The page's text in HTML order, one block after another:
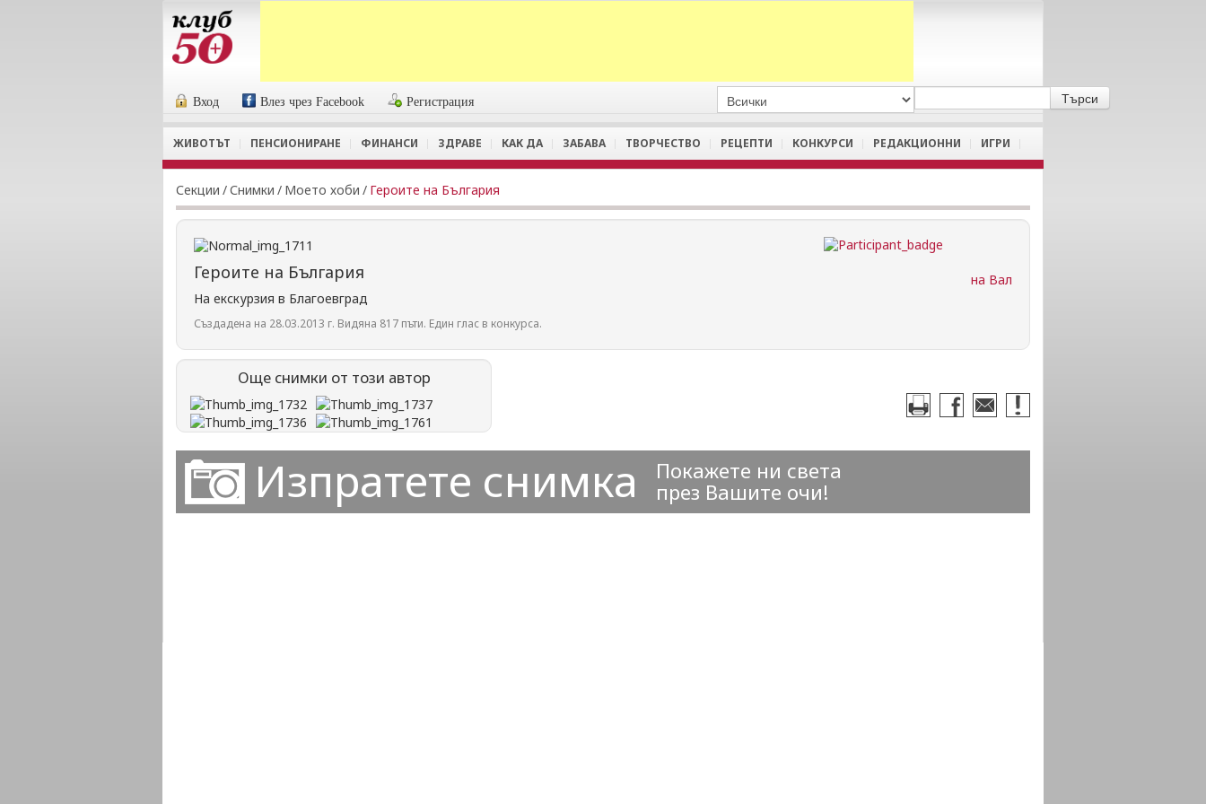
Вход Влез чрез Facebook Регистрация
ЖИВОТЪТ ПЕНСИОНИРАНЕ ФИНАНСИ ЗДРАВЕ КАК ДА ЗАБАВА ТВОРЧЕСТВО РЕЦЕПТИ КОНКУРСИ РЕДАКЦИОННИ ИГРИ
Секции /Снимки / Моето хоби / Героите на България
на Вал
Героите на България
На екскурзия в Благоевград
Създадена на 28.03.2013 г. Видяна 817 пъти. Един глас в конкурса.
Още снимки от този автор
Изпратете снимка
Покажете ни света
през Вашите очи!